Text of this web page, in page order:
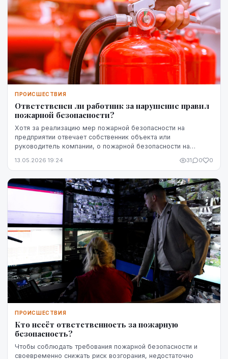
ПРОИСШЕСТВИЯ
Ответственен ли работник за нарушение правил
пожарной безопасности?
Хотя за реализацию мер пожарной безопасности на
предприятии отвечает собственник объекта или
руководитель компании, о пожарной безопасности на
работников ...
13.05.2026 19:24 31 0 0
ПРОИСШЕСТВИЯ
Кто несёт ответственность за пожарную
безопасность?
Чтобы соблюдать требования пожарной безопасности и
своевременно снижать риск возгорания, недостаточно